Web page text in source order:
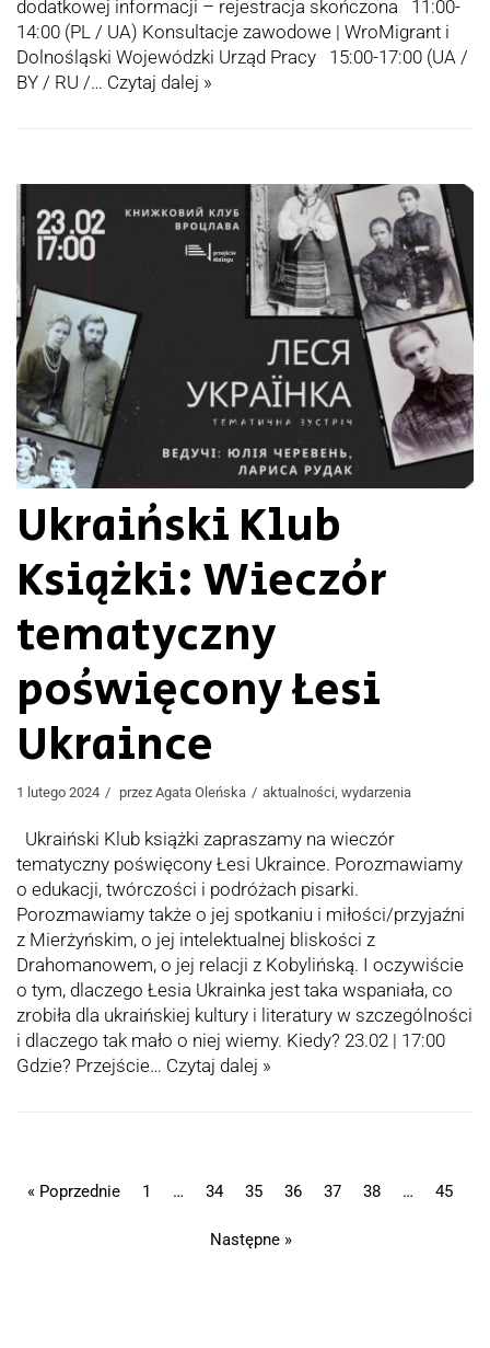
dodatkowej informacji – rejestracja skończona 11:00-
14:00 (PL / UA) Konsultacje zawodowe | WroMigrant i
Dolnośląski Wojewódzki Urząd Pracy 15:00-17:00 (UA /
BY / RU /… Czytaj dalej »
Ukraiński Klub
Książki: Wieczór
tematyczny
poświęcony Łesi
Ukraince
1 lutego 2024 przez Agata Oleńska aktualności, wydarzenia
Ukraiński Klub książki zapraszamy na wieczór
tematyczny poświęcony Łesi Ukraince. Porozmawiamy
o edukacji, twórczości i podróżach pisarki.
Porozmawiamy także o jej spotkaniu i miłości/przyjaźni
z Mierżyńskim, o jej intelektualnej bliskości z
Drahomanowem, o jej relacji z Kobylińską. I oczywiście
o tym, dlaczego Łesia Ukrainka jest taka wspaniała, co
zrobiła dla ukraińskiej kultury i literatury w szczególności
i dlaczego tak mało o niej wiemy. Kiedy? 23.02 | 17:00
Gdzie? Przejście… Czytaj dalej »
« Poprzednie 1 … 34 35 36 37 38 … 45
Następne »